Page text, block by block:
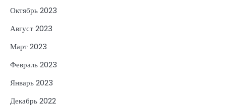
Октябрь 2023
Август 2023
Март 2023
Февраль 2023
Январь 2023
Декабрь 2022